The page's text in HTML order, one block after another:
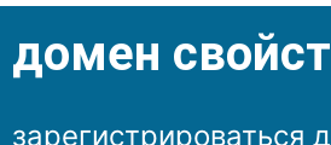
домен
зарегистрироваться